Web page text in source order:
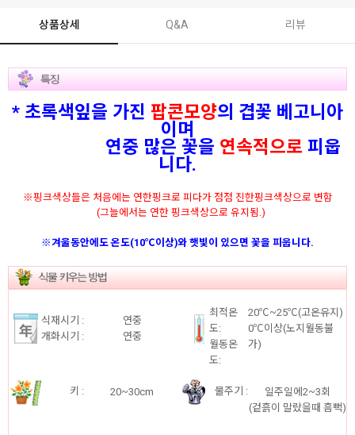
상품상세 Q&A 리뷰
* 초록색잎을 가진 팝콘모양의 겹꽃 베고니아
이며
연중 많은 꽃을 연속적으로 피웁
니다.
※핑크색상들은 처음에는 연한핑크로 피다가 점점 진한핑크색상으로 변함
(그늘에서는 연한 핑크색상으로 유지됨.)
※겨울동안에도 온도(10℃이상)와 햇빛이 있으면 꽃을 피웁니다.
식재시기 :
개화시기 :
연중
연중
최적온
도:
월동온
도:
20℃~25℃(고온유지)
0℃이상(노지월동불
가)
키 : 20~30cm 물주기 :
일주일에2~3회
(겉흙이 말랐을때 흠뻑)